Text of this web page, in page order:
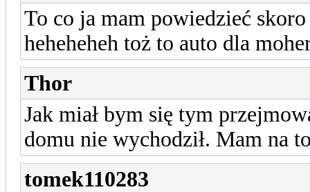
To co ja mam powiedzieć
heheheheh toż to auto dla
Thor
Jak miał bym się tym
domu nie wychodził. Mam na
tomek110283